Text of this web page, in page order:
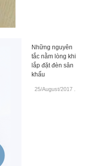
Những nguyên
tắc nằm lòng khi
lắp đặt đèn sân
khấu
25/August/2017